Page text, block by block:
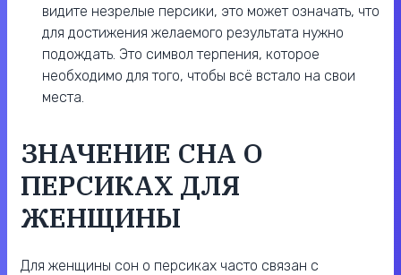
видите незрелые персики, это может означать, что
для достижения желаемого результата нужно
подождать. Это символ терпения, которое
необходимо для того, чтобы всё встало на свои
места.
ЗНАЧЕНИЕ СНА О
ПЕРСИКАХ ДЛЯ
ЖЕНЩИНЫ
Для женщины сон о персиках часто связан с